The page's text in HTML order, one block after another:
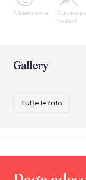
Biberoneria
Cucina
celiaci
Gallery
Tutte le foto